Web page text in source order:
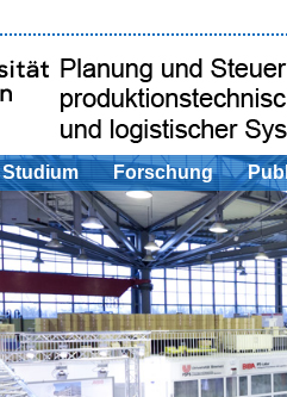
Studium Forschung